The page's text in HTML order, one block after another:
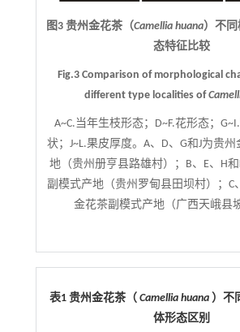
图3 贵州金花茶（Camellia huana）不
态特征比较
Fig.3 Comparison of morphological
different type localities of
A~C.当年生枝形态；D~F.花形态；
状；J~L.果皮厚度。A、D、G和J为贵
地（贵州册亨县路雄村）；B、E、H
副模式产地（贵州罗甸县田坝村）；C
金花茶副模式产地（广西天峨县
表1 贵州金花茶（ Camellia huana）不
体形态区别